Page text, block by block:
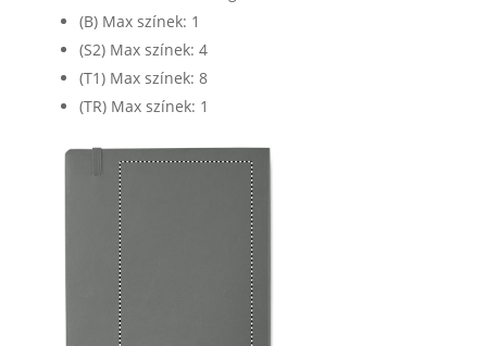
(B) Max színek: 1
(S2) Max színek: 4
(T1) Max színek: 8
(TR) Max színek: 1